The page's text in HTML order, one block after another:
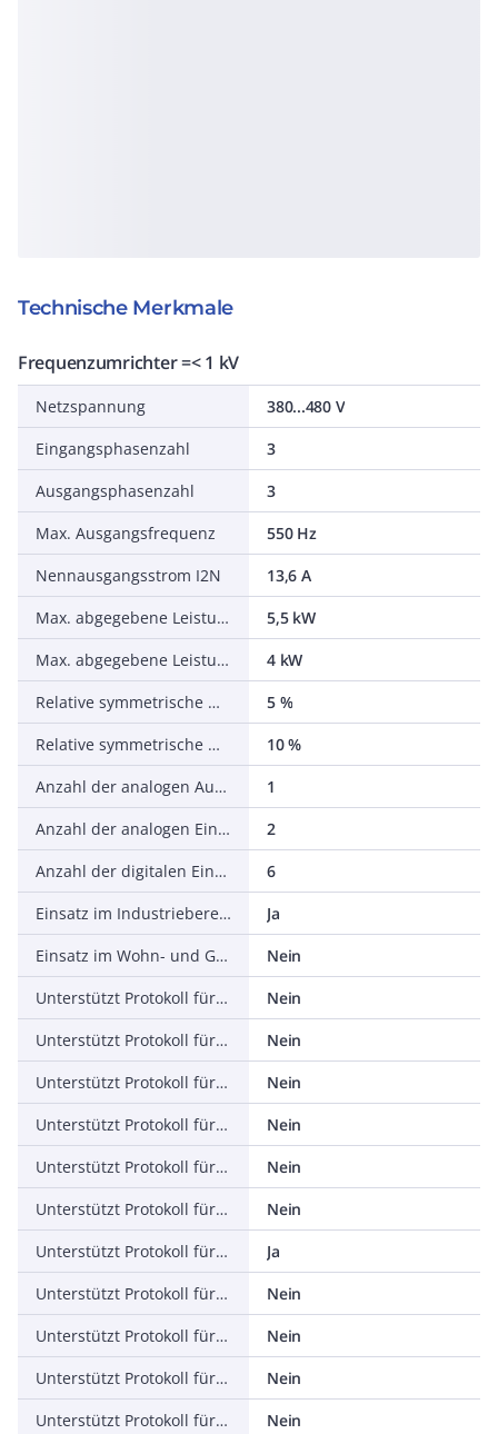
Technische Merkmale
Frequenzumrichter =< 1 kV
Netzspannung
380...480 V
Eingangsphasenzahl
3
Ausgangsphasenzahl
3
Max. Ausgangsfrequenz
550 Hz
Nennausgangsstrom I2N
13,6 A
Max. abgegebene Leistung bei quadrat. Belastung bei Bemessungsausgangsspannung
5,5 kW
Max. abgegebene Leistung bei linearer Belastung bei Bemessungsausgangsspannung
4 kW
Relative symmetrische Netzfrequenztoleranz
5 %
Relative symmetrische Netzspannungstoleranz
10 %
Anzahl der analogen Ausgänge
1
Anzahl der analogen Eingänge
2
Anzahl der digitalen Eingänge
6
Einsatz im Industriebereich zulässig
Ja
Einsatz im Wohn- und Gewerbebereich zulässig
Nein
Unterstützt Protokoll für TCP/IP
Nein
Unterstützt Protokoll für PROFIBUS
Nein
Unterstützt Protokoll für CAN
Nein
Unterstützt Protokoll für INTERBUS
Nein
Unterstützt Protokoll für ASI
Nein
Unterstützt Protokoll für KNX
Nein
Unterstützt Protokoll für Modbus
Ja
Unterstützt Protokoll für Data-Highway
Nein
Unterstützt Protokoll für DeviceNet
Nein
Unterstützt Protokoll für SUCONET
Nein
Unterstützt Protokoll für LON
Nein